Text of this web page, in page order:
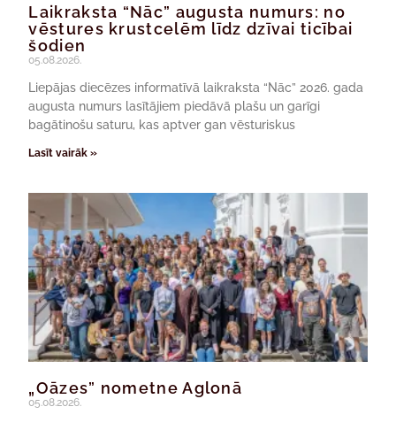
Laikraksta “Nāc” augusta numurs: no
vēstures krustcelēm līdz dzīvai ticībai
šodien
05.08.2026.
Liepājas diecēzes informatīvā laikraksta “Nāc” 2026. gada
augusta numurs lasītājiem piedāvā plašu un garīgi
bagātinošu saturu, kas aptver gan vēsturiskus
Lasīt vairāk »
„Oāzes” nometne Aglonā
05.08.2026.